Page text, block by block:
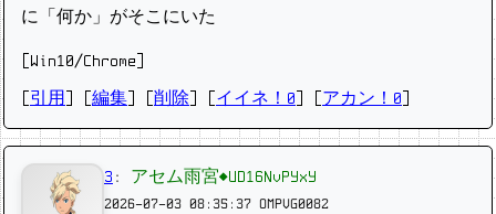
に「何か」がそこにいた
[Win10/Chrome]
引用 編集 削除 イイネ！0 アカン！0
3 : アセム雨宮◆UD16NvPYxY
2026-07-03 08:35:37 OMPVG0082